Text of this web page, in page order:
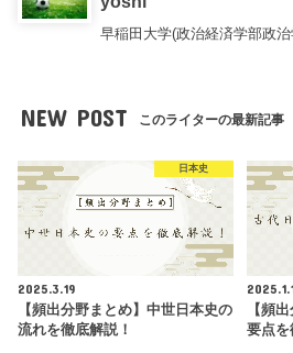
早稲田大学(政治経済学部政
NEW POST このライターの最新記事
日本史
2025.3.19
【頻出分野まとめ】中世日本史の
流れを徹底解説！
【頻
要点を